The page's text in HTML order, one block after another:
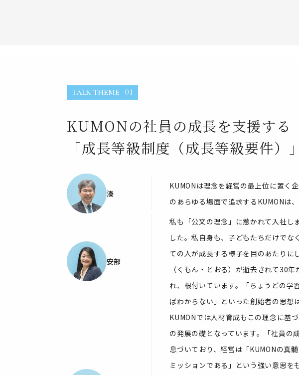
TALK THEME 01
KUMONの社員の成長を支援する
「成長等級制度（成長等級要件）
湊
KUMONは理念を経営の最上位に置く
のあらゆる場面で追求するKUMONは
安部
私も「公文の理念」に惹かれて入社し
した。私自身も、子どもたちだけでな
ての人が成長する様子を目のあたりに
（くもん・とおる）が逝去されて30
れ、根付いています。「ちょうどの学
ばわからない」といった創始者の思想
KUMONでは人材育成もこの理念に基
の発展の礎となっています。「社員の
息づいており、経営は「KUMONの真
ミッションである」という強い意思を